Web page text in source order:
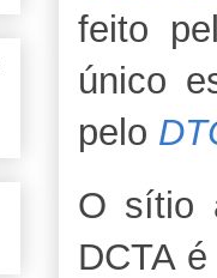
feito
único
pelo
O sítio
DCTA